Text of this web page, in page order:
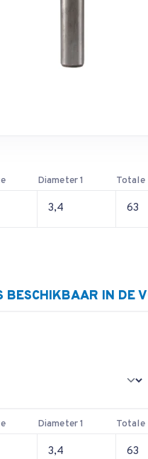
Diameter 1 Totale
3,4 63
IN DE
Diameter 1 Totale
3,4 63